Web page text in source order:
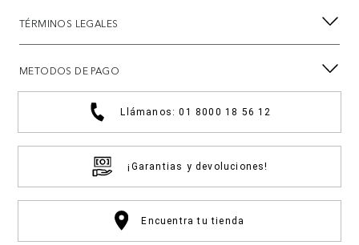
TÉRMINOS LEGALES
METODOS DE PAGO
Llámanos: 01 8000 18 56 12
¡Garantias y devoluciones!
Encuentra tu tienda